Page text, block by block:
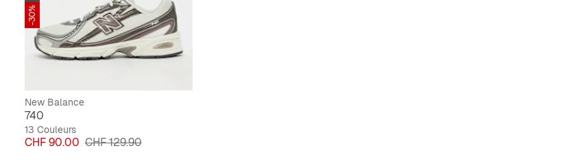
-30%
New Balance
740
13 Couleurs
Prix
CHF 90.00 Prix original
CHF 129.90